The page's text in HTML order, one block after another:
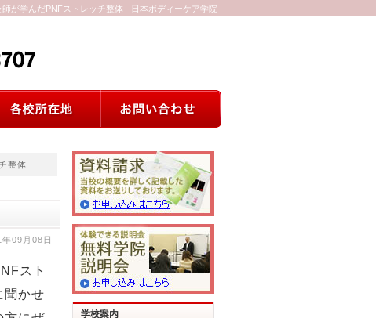
が学んだPNFストレッチ整体 - 日本ボディーケア学院
整体
09月08日
スト
聞かせ
学校案内